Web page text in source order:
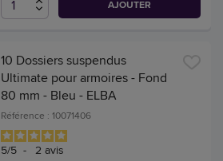
AJOUTER
10 Dossiers suspendus
Ultimate pour armoires - Fond
80 mm - Bleu - ELBA
Référence : 10071406
5/5 - 2 avis